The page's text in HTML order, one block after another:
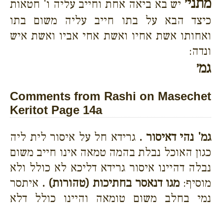
יש בא ביאה אחת וחייב עליה ו' חטאות
כיצד הבא על בתו חייב עליה משום בתו
ואחותו אשת אחיו ואשת אחי אביו ואשת איש
ונדה:
גמ׳
Comments from Rashi on Masechet
Keritot Page 14a
גמ' נהי דאיסור . גרידא חל על איסור לית ליה
כגון האוכל נבלת בהמה טמאה אינו חייב משום
נבלה דהיינו איסור גרידא דליכא לא כולל ולא
מוסיף: מגו דנאסר בחתיכות (טהורות) . איתסר
נמי בחלב משום טומאה והיינו כולל דלא